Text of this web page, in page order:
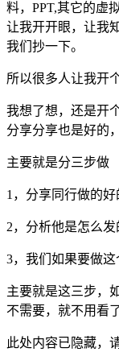
料，PPT,其它的虚
让我开开眼，让我
我们抄一下。
所以很多人让我开
我想了想，还是开
分享分享也是好的
主要就是分三步做
1，分享同行做的好
2，分析他是怎么发
3，我们如果要做这
主要就是这三步，
不需要，就不用看了
此处内容已隐藏，